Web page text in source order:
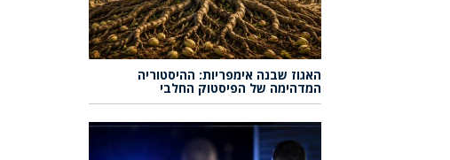
האגוז שבנה אימפריות: ההיסטוריה
המדהימה של הפיסטוק החלבי